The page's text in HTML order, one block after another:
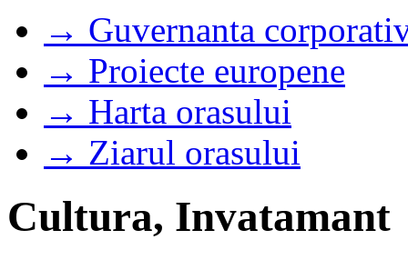
→ Guvernanta
→ Proiecte europene
→ Harta orasului
→ Ziarul orasului
Cultura, Invatamant